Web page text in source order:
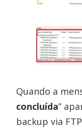
Quando a
concluída”
backup via